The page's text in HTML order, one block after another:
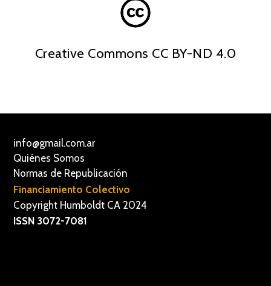
Creative Commons CC BY-ND 4.0
info@gmail.com.ar
Quiénes Somos
Normas de Republicación
Financiamiento Colectivo
Copyright Humboldt CA 2024
ISSN 3072-7081